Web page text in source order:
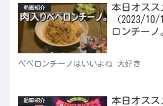
動画紹介
本日オスス
（2023/
ロンチーノ
ペペロンチーノはいいよね 大好き
動画紹介
本日オスス